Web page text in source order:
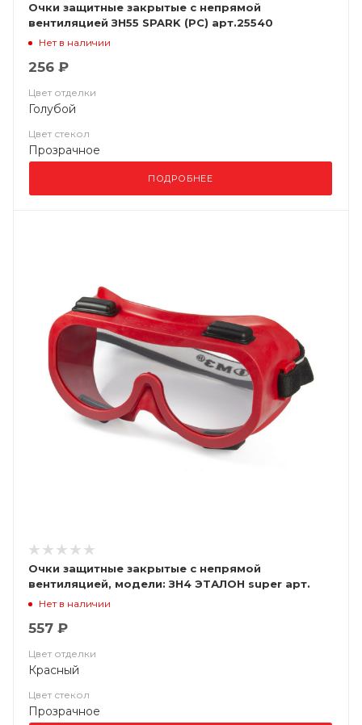
Очки защитные закрытые с непрямой
вентиляцией ЗН55 SPARK (РС) арт.25540
Нет в наличии
256 ₽
Цвет отделки
Голубой
Цвет стекол
Прозрачное
ПОДРОБНЕЕ
Очки защитные закрытые с непрямой
вентиляцией, модели: ЗН4 ЭТАЛОН super арт.
20407
Нет в наличии
557 ₽
Цвет отделки
Красный
Цвет стекол
Прозрачное